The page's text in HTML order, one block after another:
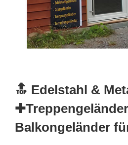
🔝 Edelstahl &
Balkongeländer